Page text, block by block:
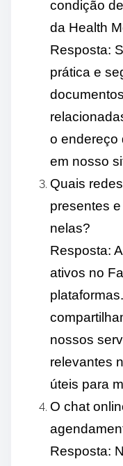
condição
da Health
Resposta:
prática e
o endereço
em nosso
Quais
presentes
nelas?
Resposta:
ativos no
nossos
relevantes
úteis para
O chat
Resposta: